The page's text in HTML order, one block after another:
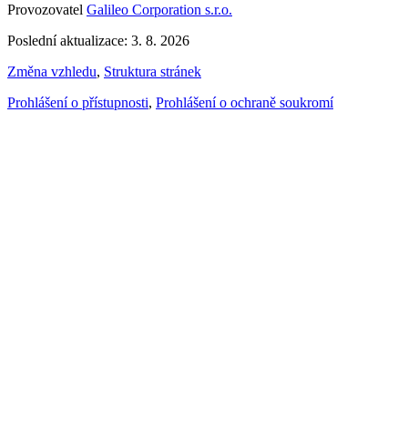
Provozovatel Galileo Corporation s.r.o.
Poslední aktualizace: 3. 8. 2026
Změna vzhledu, Struktura stránek
Prohlášení o přístupnosti, Prohlášení o ochraně soukromí